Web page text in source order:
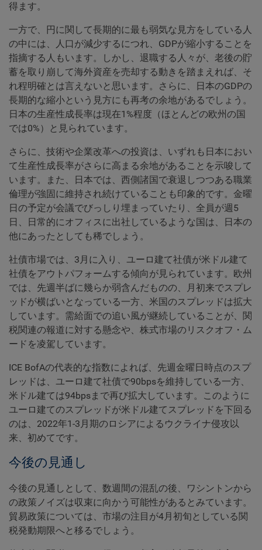
得ます。
一方で、円に関して長期的に最も弱気な見方をしている人
の中には、人口が減少するにつれ、GDPが縮小することを
指摘する人もいます。しかし、退職する人々が、老後の貯
蓄を取り崩して海外資産を売却する動きを踏まえれば、そ
れ程明確とは言えないと思います。さらに、日本のGDPの
長期的な縮小という見方にも再考の余地があるでしょう。
日本の生産性成長率は現在1%程度（ほとんどの欧州の国
では0%）と見られています。
さらに、技術や企業改革への投資は、いずれも日本におい
て生産性成長率がさらに高まる余地があることを示唆して
います。また、日本では、西側諸国で衰退しつつある職業
倫理が強固に維持され続けていることも印象的です。金曜
日の予定が会議でびっしり埋まっていたり、全員が週5
日、日常的にオフィスに出社しているような国は、日本の
他にあったとしても稀でしょう。
社債市場では、3月に入り、ユーロ建て社債が米ドル建て
社債をアウトパフォームする傾向が見られています。欧州
では、先週半ばに幾らか弱含んだものの、月初来でスプレ
ッドが横ばいとなっている一方、米国のスプレッドは拡大
しています。需給面での追い風が継続していることが、関
税関連の報道に対する懸念や、株式市場のリスクオフ・ム
ードを凌駕しています。
ICE BofAの代表的な指数によれば、先週金曜日時点のスプ
レッドは、ユーロ建て社債で90bpsを維持している一方、
米ドル建ては94bpsまで再び拡大しています。このように
ユーロ建てのスプレッドが米ドル建てスプレッドを下回る
のは、2022年1-3月期のロシアによるウクライナ侵攻以
来、初めてです。
今後の見通し
今後の見通しとして、数週間の混乱の後、ワシントンから
の政策ノイズは収束に向かう可能性があるとみています。
貿易政策については、市場の注目が4月初旬としている関
税発動期限へと移るでしょう。